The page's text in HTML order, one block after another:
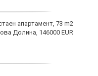
апартамент, 73 m2
Долина, 146000 EUR